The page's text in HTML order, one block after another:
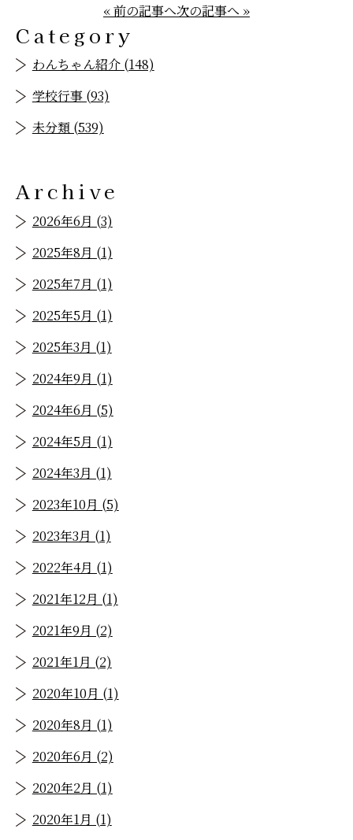
« 前の記事へ次の記事へ »
Category
わんちゃん紹介 (148)
学校行事 (93)
未分類 (539)
Archive
2026年6月 (3)
2025年8月 (1)
2025年7月 (1)
2025年5月 (1)
2025年3月 (1)
2024年9月 (1)
2024年6月 (5)
2024年5月 (1)
2024年3月 (1)
2023年10月 (5)
2023年3月 (1)
2022年4月 (1)
2021年12月 (1)
2021年9月 (2)
2021年1月 (2)
2020年10月 (1)
2020年8月 (1)
2020年6月 (2)
2020年2月 (1)
2020年1月 (1)